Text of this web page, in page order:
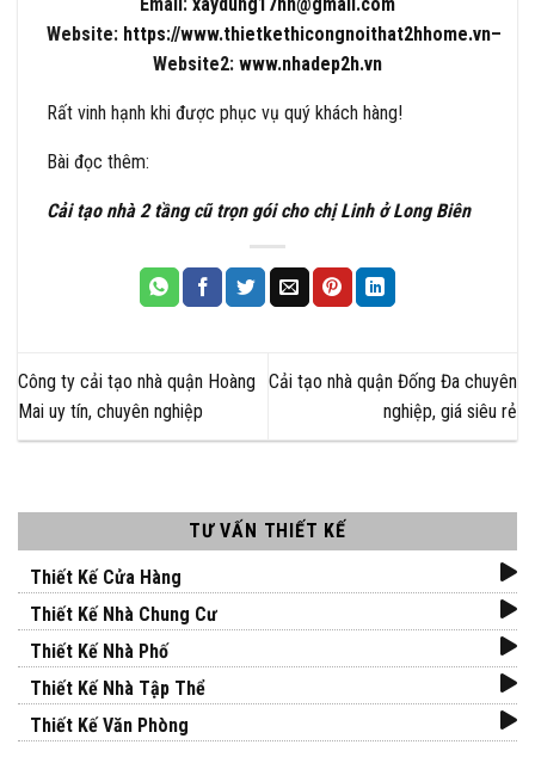
TƯ VẤN THIẾT KẾ
Thiết Kế Cửa Hàng
Thiết Kế Nhà Chung Cư
Thiết Kế Nhà Phố
Thiết Kế Nhà Tập Thể
Thiết Kế Văn Phòng
Email: xaydung17hn@gmail.com
Website: https://www.thietkethicongnoithat2hhome.vn–
Website2: www.nhadep2h.vn
Rất vinh hạnh khi được phục vụ quý khách hàng!
Bài đọc thêm:
Cải tạo nhà 2 tầng cũ trọn gói cho chị Linh ở Long Biên
Công ty cải tạo nhà quận Hoàng
Mai uy tín, chuyên nghiệp
Cải tạo nhà quận Đống Đa chuyên
nghiệp, giá siêu rẻ